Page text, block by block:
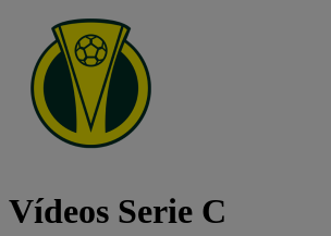
Vídeos Serie C